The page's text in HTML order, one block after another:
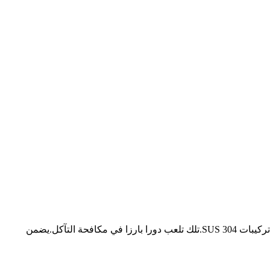
معالجة سلك كربون عالي الجودة مع قوة شد عالية، وإنهاءه في المجلفن بالغمس الساخن للزنك المطلي بـ 450 جم / م 2، وتجميعه باستخدام تركيبات SUS 304.تلك تلعب دورا بارزا في مكافحة التآكل.يضمن